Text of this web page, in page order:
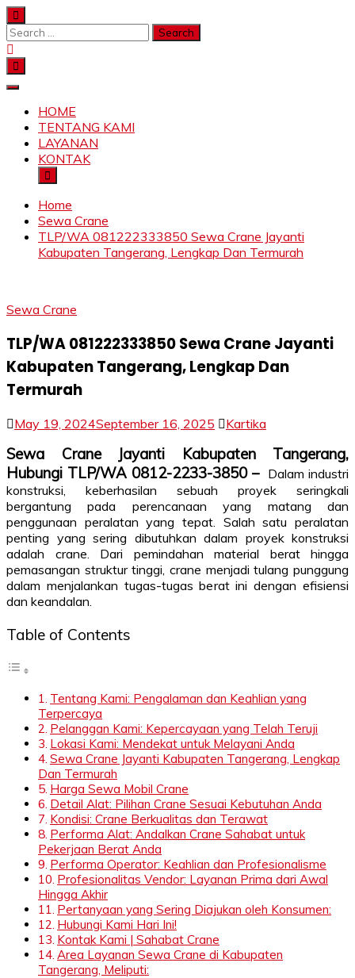
Skip
to
content
Search
for:
SKYLIFTHOME
TENTANG KAMI
LAYANAN
KONTAK
Home
Sewa Crane
TLP/WA 081222333850 Sewa Crane Jayanti
Kabupaten Tangerang, Lengkap Dan Termurah
Sewa Crane
TLP/WA 081222333850 Sewa Crane Jayanti
Kabupaten Tangerang, Lengkap Dan
Termurah
May 19, 2024September 16, 2025 Kartika
Sewa Crane Jayanti Kabupaten Tangerang,
Hubungi TLP/WA 0812-2233-3850 – Dalam industri
konstruksi, keberhasilan sebuah proyek seringkali
bergantung pada perencanaan yang matang dan
penggunaan peralatan yang tepat. Salah satu peralatan
penting yang sering dibutuhkan dalam proyek konstruksi
adalah crane. Dari pemindahan material berat hingga
pemasangan struktur tinggi, crane menjadi tulang punggung
dalam menjalankan tugas-tugas berat ini dengan efisiensi
dan keandalan.
Table of Contents
Tentang Kami: Pengalaman dan Keahlian yang
Terpercaya
Pelanggan Kami: Kepercayaan yang Telah Teruji
Lokasi Kami: Mendekat untuk Melayani Anda
Sewa Crane Jayanti Kabupaten Tangerang, Lengkap
Dan Termurah
Harga Sewa Mobil Crane
Detail Alat: Pilihan Crane Sesuai Kebutuhan Anda
Kondisi: Crane Berkualitas dan Terawat
Performa Alat: Andalkan Crane Sahabat untuk
Pekerjaan Berat Anda
Performa Operator: Keahlian dan Profesionalisme
Profesionalitas Vendor: Layanan Prima dari Awal
Hingga Akhir
Pertanyaan yang Sering Diajukan oleh Konsumen:
Hubungi Kami Hari Ini!
Kontak Kami | Sahabat Crane
Area Layanan Sewa Crane di Kabupaten
Tangerang, Meliputi: